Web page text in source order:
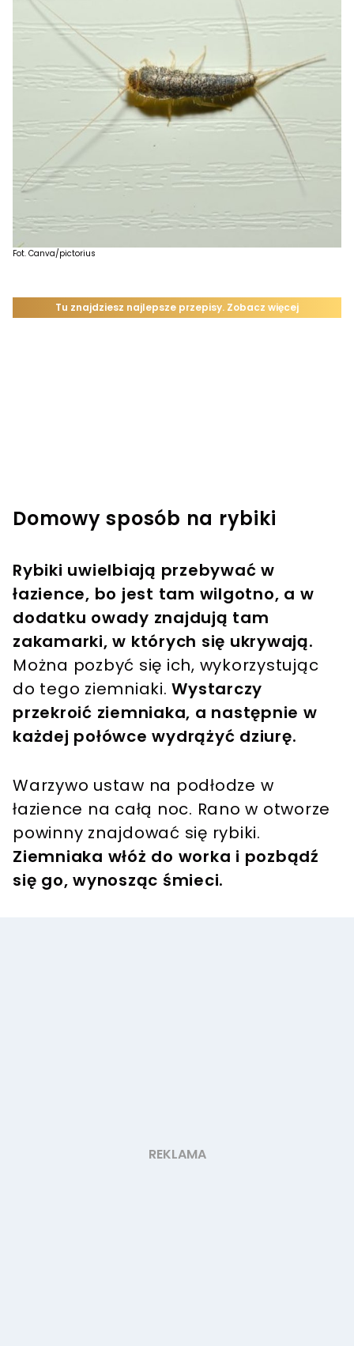
Fot. Canva/pictorius
Domowy sposób na rybiki
Rybiki uwielbiają przebywać w
łazience, bo jest tam wilgotno, a w
dodatku owady znajdują tam
zakamarki, w których się ukrywają.
Można pozbyć się ich, wykorzystując
do tego ziemniaki.Wystarczy
przekroić ziemniaka, a następnie w
każdej połówce wydrążyć dziurę.
Warzywo ustaw na podłodze w
łazience na całą noc. Rano w otworze
powinny znajdować się rybiki.
Ziemniaka włóż do worka i pozbądź
się go, wynosząc śmieci.